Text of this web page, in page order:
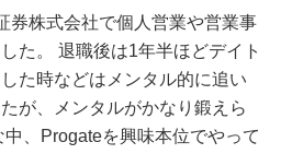
券株式会社で個人営業や営業事
た。 退職後は1年半ほどデイト
た時などはメンタル的に追い
が、メンタルがかなり鍛えら
、Progateを興味本位でやって